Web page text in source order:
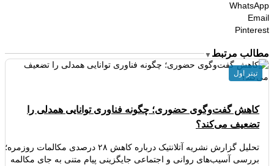
WhatsApp
Email
Pinterest
مطالب مرتبط ▼
کاهش گفت‌وگوی حضوری؛ چگونه فناوری توانایی همدلی را
تضعیف می‌کند؟
تحلیل گزارش نشریه آتلانتیک درباره کاهش ۲۸ درصدی مکالمات روزمره؛
بررسی آسیب‌های روانی و اجتماعی جایگزینی پیام متنی به جای مکالمه
تیتر اول